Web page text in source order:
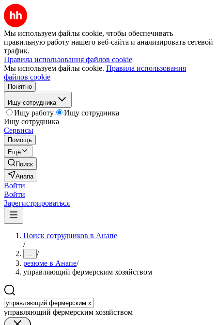
Мы используем файлы cookie, чтобы обеспечивать
правильную работу нашего веб-сайта и анализировать сетевой
трафик.
Правила использования файлов cookie
Мы используем файлы cookie. Правила использования
файлов cookie
Понятно
Ищу сотрудника
Ищу работу
Ищу сотрудника
Ищу сотрудника
Сервисы
Помощь
Ещё
Поиск
Анапа
Войти
Войти
Зарегистрироваться
Поиск сотрудников в Анапе
/
... /
резюме в Анапе/
управляющий фермерским хозяйством
управляющий фермерским хозяйством